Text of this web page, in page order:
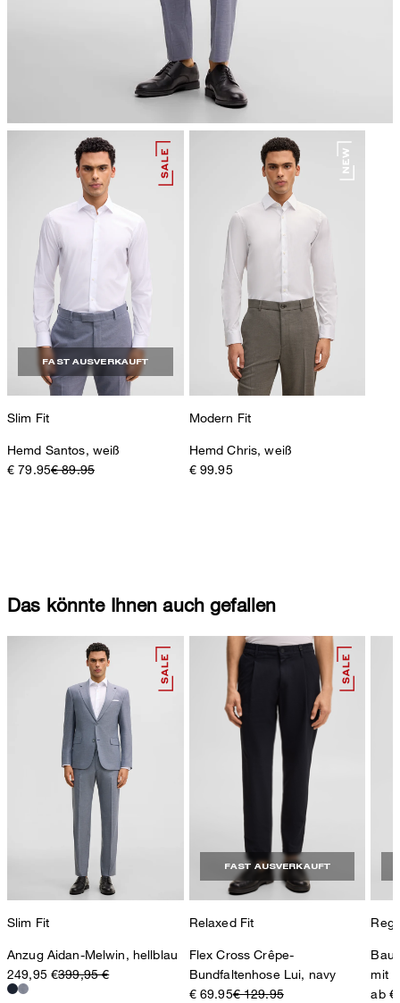
FAST AUSVERKAUFT
Slim Fit
Hemd Santos, weiß
€ 79.95€ 89.95
Modern Fit
Hemd Chris, weiß
€ 99.95
Das könnte Ihnen auch gefallen
Slim Fit
Anzug Aidan-Melwin, hellblau
249,95 €399,95 €
FAST AUSVERKAUFT
Relaxed Fit
Flex Cross Crêpe-
Bundfaltenhose Lui, navy
€ 69.95€ 129.95
mit
ab €